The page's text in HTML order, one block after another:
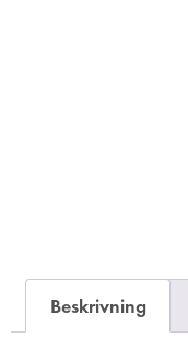
Beskrivning
här kakorna